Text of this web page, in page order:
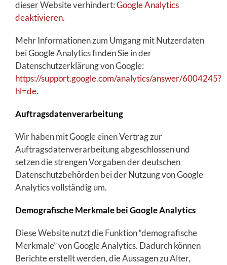
dieser Website verhindert:Google Analytics
deaktivieren.
Mehr Informationen zum Umgang mit Nutzerdaten
bei Google Analytics finden Sie in der
Datenschutzerklärung von Google:
https://support.google.com/analytics/answer/6004245?
hl=de.
Auftragsdatenverarbeitung
Wir haben mit Google einen Vertrag zur
Auftragsdatenverarbeitung abgeschlossen und
setzen die strengen Vorgaben der deutschen
Datenschutzbehörden bei der Nutzung von Google
Analytics vollständig um.
Demografische Merkmale bei Google Analytics
Diese Website nutzt die Funktion “demografische
Merkmale” von Google Analytics. Dadurch können
Berichte erstellt werden, die Aussagen zu Alter,